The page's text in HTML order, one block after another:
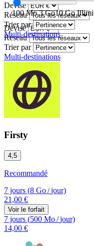
Devise
Réseau
Trier par
Multi-destinations
100 Mo 3 Go10 Go
Devise
Réseau
Trier par
Multi-destinations
Firsty
4,5
Recommandé
7 jours (8 Go/jour)
21,00 €
Voir le forfait
7 jours (500 Mo/jour)
14,00 €